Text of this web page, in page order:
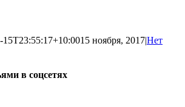
15T23:55:17+10:0015 ноября, 2017|Нет
в соцсетях